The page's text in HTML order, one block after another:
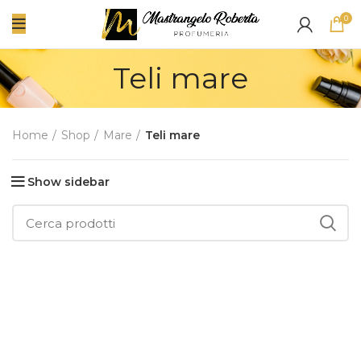
0
Teli mare
Home Shop Mare Teli mare
Show sidebar